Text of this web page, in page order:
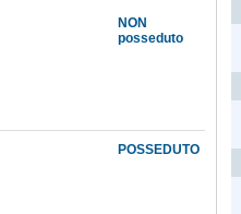
NON
posseduto
POSSEDUTO